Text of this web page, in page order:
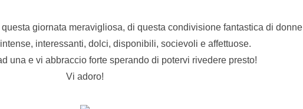
giornata meravigliosa, di questa condivisione fantastica di donne
interessanti, dolci, disponibili, socievoli e affettuose.
una e vi abbraccio forte sperando di potervi rivedere presto!
Vi adoro!